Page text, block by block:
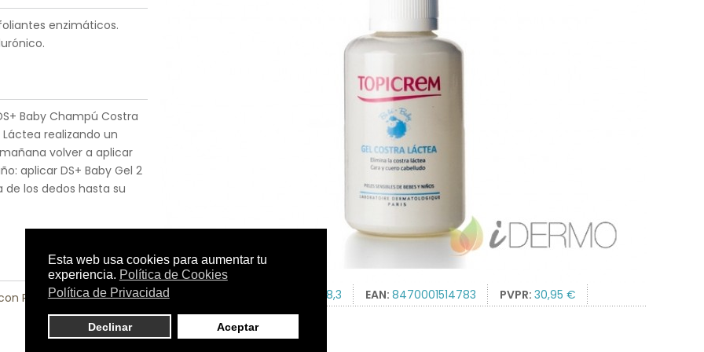
Tamaño: 151478,3 EAN: 8470001514783 PVPR: 30,95 €
enzimáticos.
Baby Champú Costra
realizando un
volver a aplicar
aplicar DS+ Baby Gel 2
los dedos hasta su
Problemas